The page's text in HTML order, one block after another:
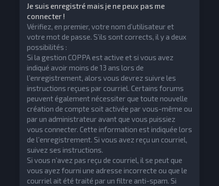
Je suis enregistré mais je ne peux pas me
connecter !
Vérifiez, en premier, votre nom d’utilisateur et
votre mot de passe. S’ils sont corrects, il y a deux
possibilités :
Si la gestion COPPA est active et si vous avez
indiqué avoir moins de 13 ans lors de
l’enregistrement, alors vous devrez suivre les
instructions reçues par courriel. Certains forums
peuvent également nécessiter que toute nouvelle
création de compte soit activée par vous-même ou
par un administrateur avant que vous puissiez
vous connecter. Cette information est indiquée lors
de l’enregistrement. Si vous avez reçu un courriel,
suivez ses instructions.
Si vous n’avez pas reçu de courriel, il se peut que
vous ayez fourni une adresse incorrecte ou que le
courriel ait été traité par un filtre anti-spam. Si